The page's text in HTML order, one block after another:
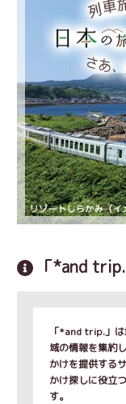
「*and
「*and trip.」
域の情報を集約
かけを提供する
かけ探しに役立
す。